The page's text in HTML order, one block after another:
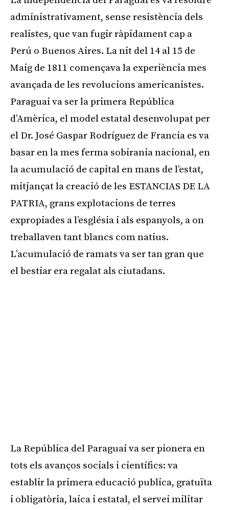
administrativament, sense resistència dels
realistes, que van fugir ràpidament cap a
Perú o Buenos Aires. La nit del 14 al 15 de
Maig de 1811 començava la experiència mes
avançada de les revolucions americanistes.
Paraguai va ser la primera República
d’Amèrica, el model estatal desenvolupat per
el Dr. José Gaspar Rodríguez de Francia es va
basar en la mes ferma sobirania nacional, en
la acumulació de capital en mans de l’estat,
mitjançat la creació de les ESTANCIAS DE LA
PATRIA, grans explotacions de terres
expropiades a l’església i als espanyols, a on
treballaven tant blancs com natius.
L’acumulació de ramats va ser tan gran que
el bestiar era regalat als ciutadans.
La República del Paraguai va ser pionera en
tots els avanços socials i científics: va
establir la primera educació publica, gratuïta
i obligatòria, laica i estatal, el servei militar